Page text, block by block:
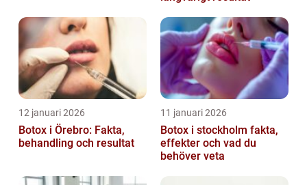
12 januari 2026
Botox i Örebro: Fakta,
behandling och resultat
11 januari 2026
Botox i stockholm fakta,
effekter och vad du
behöver veta